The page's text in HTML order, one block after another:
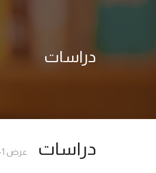
دراسات
دراسات عرض 1–18 من أصل 78 نتيجة